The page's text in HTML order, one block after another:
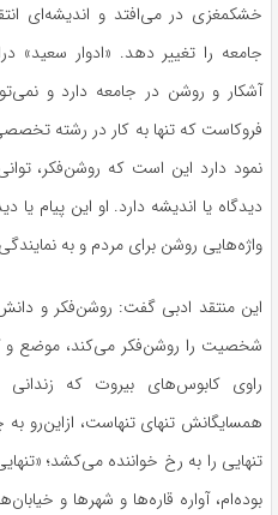
خشکمغزی در می‌افتد و اندیشه‌ای
جامعه را تغییر دهد. «ادوار سعید»
آشکار و روشن در جامعه دارد و
فروکاست که تنها به کار در رشته
نمود دارد این است که روشن‌فکر،
دیدگاه یا اندیشه دارد. او این پیام یا
واژه‌هایی روشن برای مردم و به
این منتقد ادبی گفت: روشن‌فکر و
شخصیت را روشن‌فکر می‌کند، موضع و
راوی کابوس‌های بیروت که زندانی
همسایگانش تنهای تنهاست، ازاین‌رو
تنهایی را به رخ خواننده می‌کشد؛
بوده‌ام، آواره قاره‌ها و شهرها و